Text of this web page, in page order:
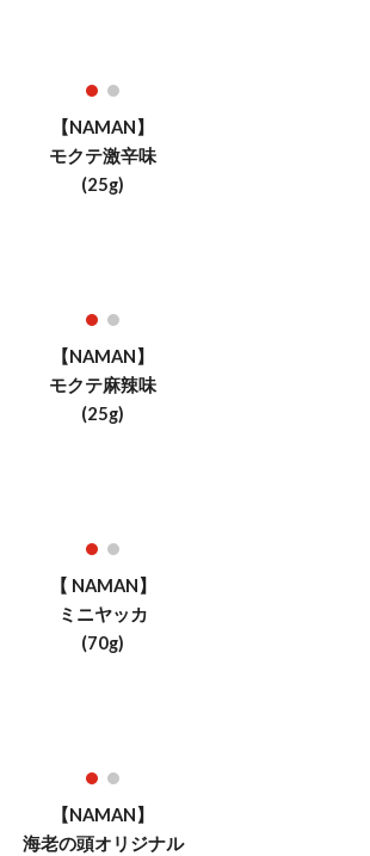
【NAMAN】
モクテ激辛味
(25g)
【NAMAN】
モクテ麻辣味
(25g)
【 NAMAN】
ミニヤッカ
(70g)
【NAMAN】
海老の頭オリジナル